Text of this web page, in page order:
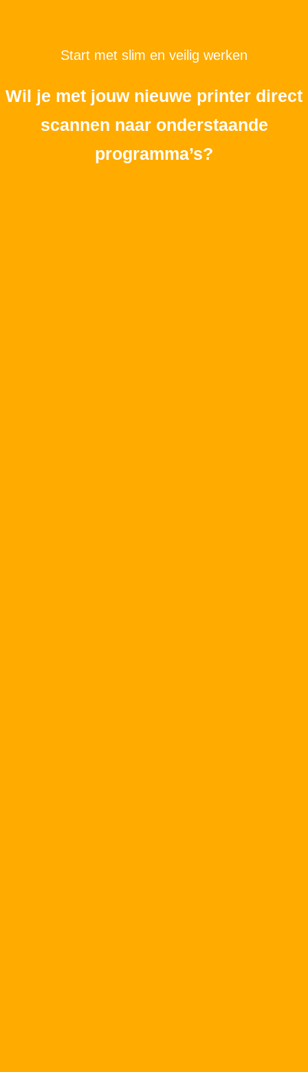
Start met slim en veilig werken
Wil je met jouw nieuwe printer direct
scannen naar onderstaande
programma’s?